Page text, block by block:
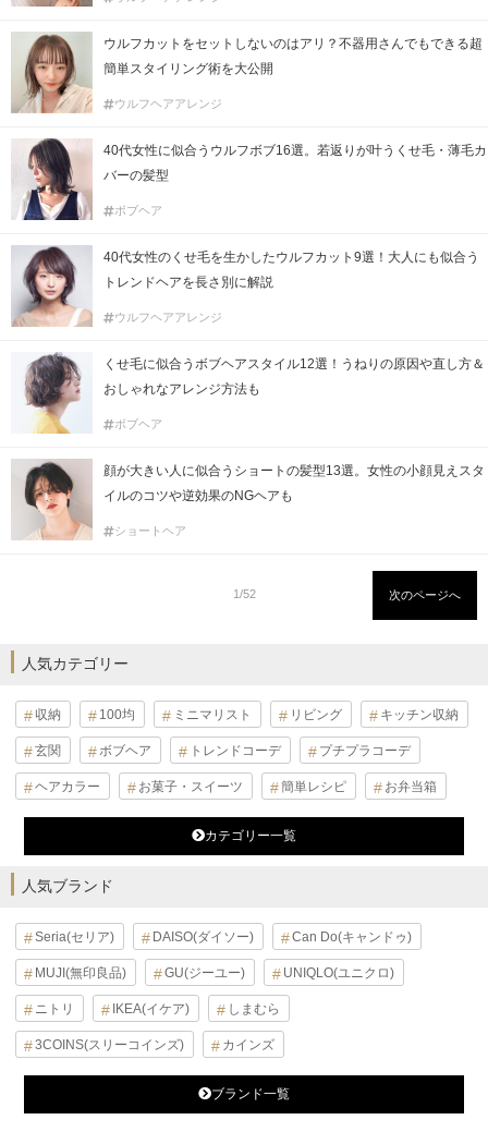
ウルフカットをセットしないのはアリ？不器用さんでもできる超
簡単スタイリング術を大公開
ウルフヘアアレンジ
40代女性に似合うウルフボブ16選。若返りが叶うくせ毛・薄毛カ
バーの髪型
ボブヘア
40代女性のくせ毛を生かしたウルフカット9選！大人にも似合う
トレンドヘアを長さ別に解説
ウルフヘアアレンジ
くせ毛に似合うボブヘアスタイル12選！うねりの原因や直し方＆
おしゃれなアレンジ方法も
ボブヘア
顔が大きい人に似合うショートの髪型13選。女性の小顔見えスタ
イルのコツや逆効果のNGヘアも
ショートヘア
1/52 次のページへ
人気カテゴリー
収納 100均 ミニマリスト リビング キッチン収納
玄関 ボブヘア トレンドコーデ プチプラコーデ
ヘアカラー お菓子・スイーツ 簡単レシピ お弁当箱
カテゴリー一覧
人気ブランド
Seria(セリア) DAISO(ダイソー) Can Do(キャンドゥ)
MUJI(無印良品) GU(ジーユー) UNIQLO(ユニクロ)
ニトリ IKEA(イケア) しまむら
3COINS(スリーコインズ) カインズ
ブランド一覧